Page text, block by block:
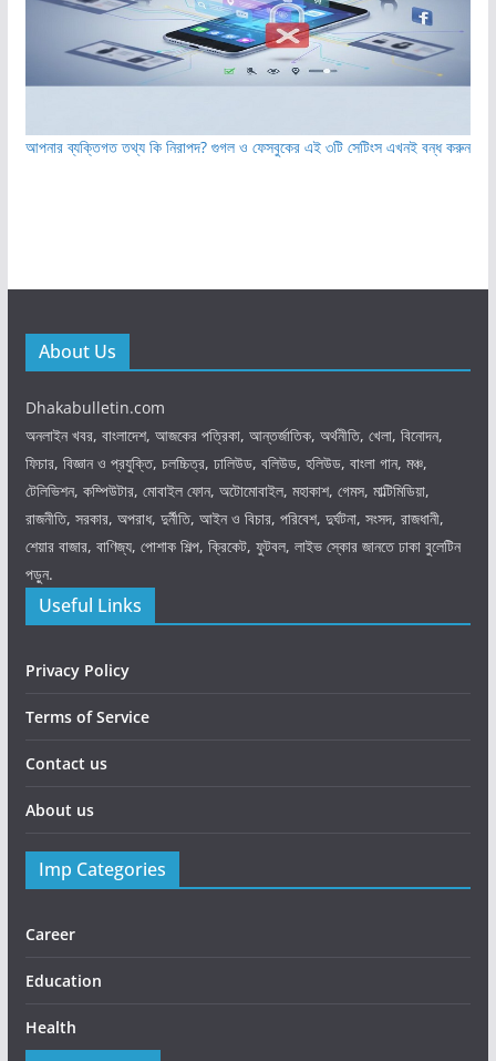
আপনার ব্যক্তিগত তথ্য কি নিরাপদ? গুগল ও ফেসবুকের এই ৩টি সেটিংস এখনই বন্ধ করুন
About Us
Dhakabulletin.com
অনলাইন খবর, বাংলাদেশ, আজকের পত্রিকা, আন্তর্জাতিক, অর্থনীতি, খেলা, বিনোদন,
ফিচার, বিজ্ঞান ও প্রযুক্তি, চলচ্চিত্র, ঢালিউড, বলিউড, হলিউড, বাংলা গান, মঞ্চ,
টেলিভিশন, কম্পিউটার, মোবাইল ফোন, অটোমোবাইল, মহাকাশ, গেমস, মাল্টিমিডিয়া,
রাজনীতি, সরকার, অপরাধ, দুর্নীতি, আইন ও বিচার, পরিবেশ, দুর্ঘটনা, সংসদ, রাজধানী,
শেয়ার বাজার, বাণিজ্য, পোশাক শিল্প, ক্রিকেট, ফুটবল, লাইভ স্কোর জানতে ঢাকা বুলেটিন
পড়ুন.
Useful Links
Privacy Policy
Terms of Service
Contact us
About us
Imp Categories
Career
Education
Health